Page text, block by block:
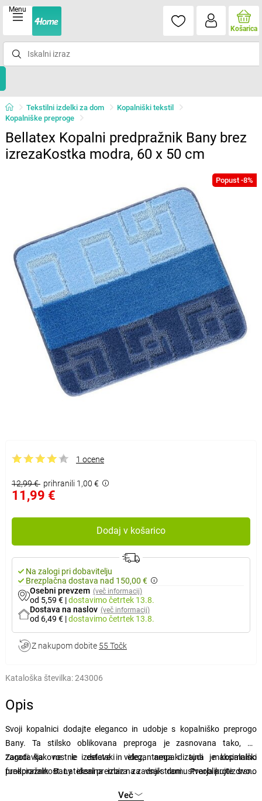
Menu
Košarica
Tekstilni izdelki za dom
Kopalniški tekstil
Kopalniške preproge
Bellatex Kopalni predpražnik Bany brez
izrezaKostka modra, 60 x 50 cm
Popust -8%
1 ocene
12,99 € prihranili 1,00 €
11,99 €
Dodaj v košarico
Na zalogi pri dobavitelju
Brezplačna dostava nad 150,00 €
Osebni prevzem (več informacij)
od 5,59 € |dostavimočetrtek 13.8.
Dostava na naslov (več informacij)
od 6,49 € |dostavimočetrtek 13.8.
Z nakupom dobite 55 Točk
Kataloška številka:243006
Opis
Svoji kopalnici dodajte eleganco in udobje s kopalniško preprogo
Bany. Ta stilsko oblikovana preproga je zasnovana tako, da
zagotavlja ne le estetski videz, ampak tudi maksimalno
funkcionalnost. Lateksni premaz na zadnji strani ustvarja protizdrsno
Zaradi kakovostne izdelave in elegantnega dizajna je kopalniški
predpražnik Bany idealna izbira za vsak dom. Preoblikujte svojo
Več